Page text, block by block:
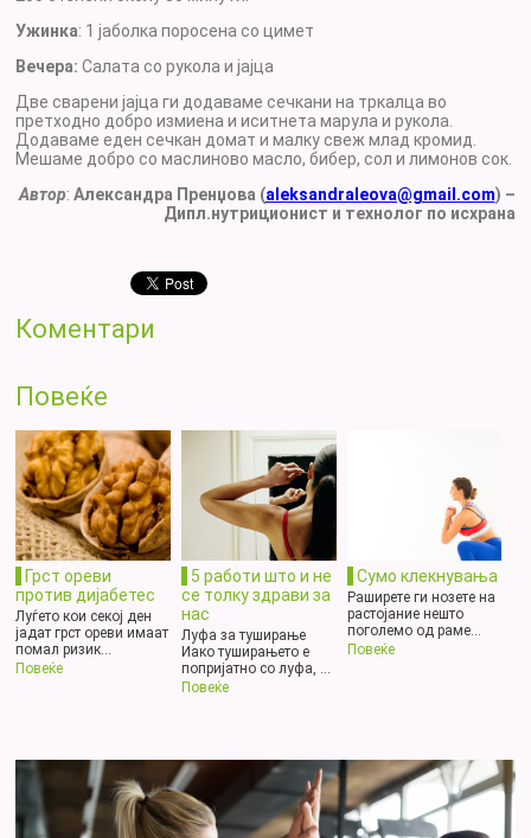
Ужинка: 1 јаболка поросена со цимет
Вечера: Салата со рукола и јајца
Две сварени јајца ги додаваме сечкани на тркалца во
претходно добро измиена и иситнета марула и рукола.
Додаваме еден сечкан домат и малку свеж млад кромид.
Мешаме добро со маслиново масло, бибер, сол и лимонов сок.
Автор: Александра Пренџова (aleksandraleova@gmail.com) –
Дипл.нутриционист и технолог по исхрана
Коментари
Повеќе
Грст ореви
против дијабетес
Луѓето кои секој ден
јадат грст ореви имаат
помал ризик...
Повеќе
5 работи што и не
се толку здрави за
нас
Луфа за туширање
Иако туширањето е
попријатно со луфа, ...
Повеќе
Сумо клекнувања
Раширете ги нозете на
растојание нешто
поголемо од раме...
Повеќе